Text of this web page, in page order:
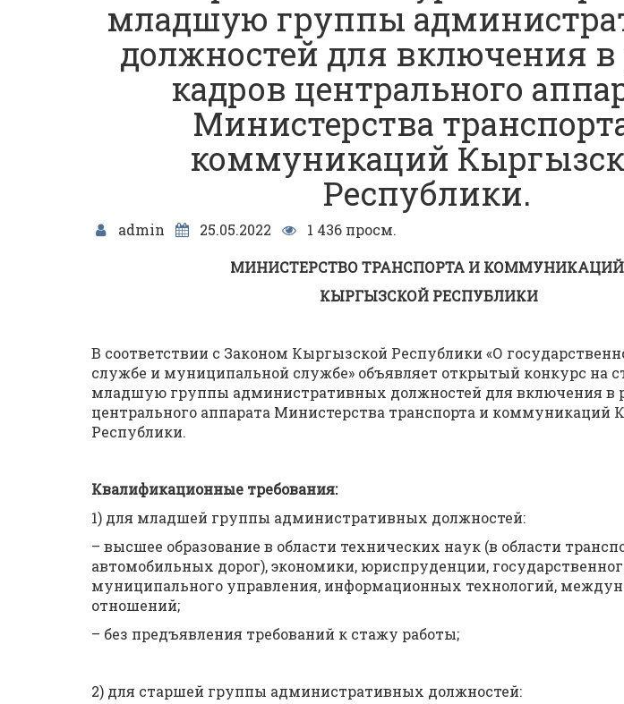
младшую группы
должностей для включения в
кадров центрального
Министерства
коммуникаций
Республики.
admin 25.05.2022
1 436 просм.
МИНИСТЕРСТВО ТРАНСПОРТА И КОММУНИКАЦИЙ
КЫРГЫЗСКОЙ РЕСПУБЛИКИ
В соответствии с Законом Кыргызской Республики «О
службе и муниципальной службе» объявляет открытый конкурс на
младшую группы административных должностей для включения в
центрального аппарата Министерства транспорта и коммуникаций
Республики.
Квалификационные требования:
1) для младшей группы административных должностей:
– высшее образование в области технических наук (в области
автомобильных дорог), экономики, юриспруденции,
муниципального управления, информационных технологий,
отношений;
– без предъявления требований к стажу работы;
2) для старшей группы административных должностей: